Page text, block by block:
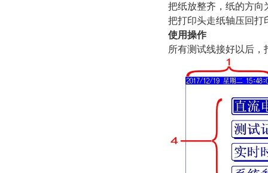
把纸放整齐，纸的方向
把打印头走纸轴压回打
使用操作
所有测试线接好以后，